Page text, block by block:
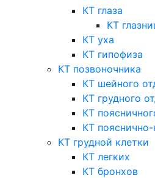
КТ глаза
КТ
КТ уха
КТ гипофиза
КТ позвоночника
КТ шейного
КТ грудного
КТ
КТ
КТ грудной клетки
КТ легких
КТ бронхов